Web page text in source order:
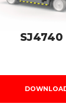
SJ4740